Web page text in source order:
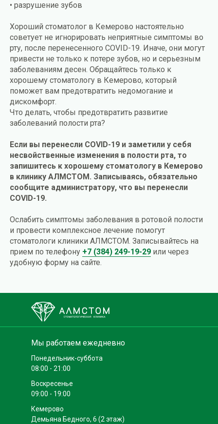
• разрушение зубов
Хороший стоматолог в Кемерово настоятельно
советует не игнорировать неприятные симптомы во
рту, после перенесенного СOVID-19. Иначе, они могут
привести не только к потере зубов, но и серьезным
заболеваниям десен. Обращайтесь только к
хорошему стоматологу в Кемерово, который
поможет вам предотвратить недомогание и
дискомфорт.
Что делать, чтобы предотвратить развитие
заболеваний полости рта?
Если вы перенесли СOVID-19 и заметили у себя
несвойственные изменения в полости рта, то
запишитесь к хорошему стоматологу в Кемерово
в клинику АЛМСТОМ. Записываясь, обязательно
сообщите администратору, что вы перенесли
СOVID-19.
Ослабить симптомы заболевания в ротовой полости
и провести комплексное лечение помогут
стоматологи клиники АЛМСТОМ. Записывайтесь на
прием по телефону +7 (384) 249-19-29 или через
удобную форму на сайте.
Понедельник-суббота
08:00 - 21:00
Мы работаем ежедневно
Воскресенье
09:00 - 19:00
Кемерово
Демьяна Бедного, 6 (2 этаж)